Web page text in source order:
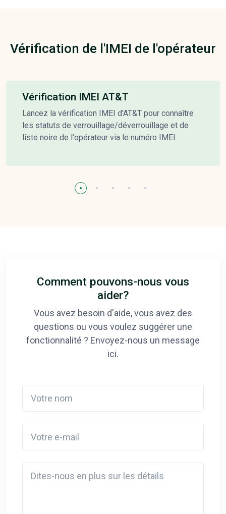
Vérification de l'IMEI de l'opérateur
Vérification IMEI AT&T
Lancez la vérification IMEI d'AT&T pour connaître
les statuts de verrouillage/déverrouillage et de
liste noire de l'opérateur via le numéro IMEI.
Comment pouvons-nous vous
aider?
Vous avez besoin d'aide, vous avez des
questions ou vous voulez suggérer une
fonctionnalité ? Envoyez-nous un message
ici.